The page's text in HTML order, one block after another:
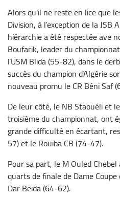
Alors qu’il ne reste en lice que
Division, à l’exception de la
hiérarchie a été respectée ave
Boufarik, leader du
l’USM Blida (55-82), dans le
succès du champion d’Algérie
nouveau promu le CR Béni Saf
De leur côté, le NB Staouéli et
troisième du championnat, ont
grande difficulté en écartant,
57) et le Rouiba CB (74-47).
Pour sa part, le M Ouled
quarts de finale de Dame
Dar Beida (64-62).